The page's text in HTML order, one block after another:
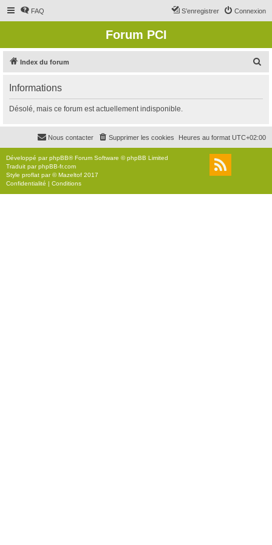
FAQ Connexion
S’enregistrer
Forum PCI
Index du forum
r
c
r
Informations
Désolé, mais ce forum est actuellement indisponible.
Heures au format UTC+02:00
Supprimer les cookies
Nous contacter
Développé parphpBB® Forum Software © phpBB Limited
Traduit parphpBB-fr.com
Style proflat par ©Mazeltof 2017
Confidentialité | Conditions